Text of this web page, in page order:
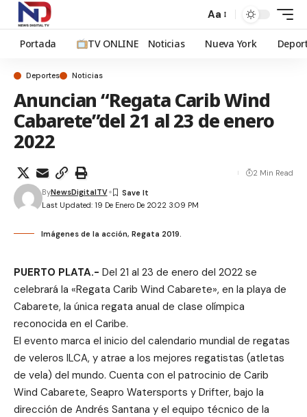
Aa
Portada TV ONLINE Noticias Nueva York
Deportes Noticias
Anuncian “Regata Carib Wind
Cabarete”del 21 al 23 de enero
2022
Last Updated: 19 De Enero De 2022 3:09 PM
ByNewsDigitalTV
2 Min Read
Imágenes de la acción, Regata 2019.
PUERTO PLATA.- Del 21 al 23 de enero del 2022 se
celebrará la «Regata Carib Wind Cabarete», en la playa de
Cabarete, la única regata anual de clase olímpica
reconocida en el Caribe.
El evento marca el inicio del calendario mundial de regatas
de veleros ILCA, y atrae a los mejores regatistas (atletas
de vela) del mundo. Cuenta con el patrocinio de Carib
Wind Cabarete, Seapro Watersports y Drifter, bajo la
dirección de Andrés Santana y el equipo técnico de la